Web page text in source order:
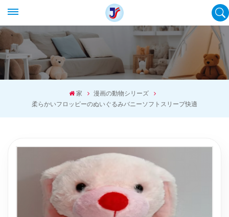
家
漫画の動物シリーズ
柔らかいフロッピーのぬいぐるみバニーソフトスリープ快適